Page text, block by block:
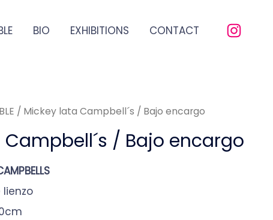
BIO EXHIBITIONS CONTACT
/ Mickey lata Campbell´s / Bajo encargo
/ Bajo encargo
lienzo